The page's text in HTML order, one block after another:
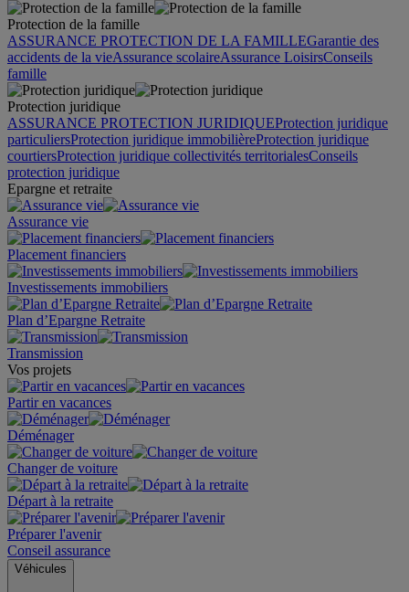
Protection de la famille
ASSURANCE PROTECTION DE LA FAMILLEGarantie des
accidents de la vieAssurance scolaireAssurance LoisirsConseils
famille
Protection juridique
ASSURANCE PROTECTION JURIDIQUEProtection juridique
particuliersProtection juridique immobilièreProtection juridique
courtiersProtection juridique collectivités territorialesConseils
protection juridique
Epargne et retraite
Assurance vie
Placement financiers
Investissements immobiliers
Plan d’Epargne Retraite
Transmission
Vos projets
Partir en vacances
Déménager
Changer de voiture
Départ à la retraite
Préparer l'avenir
Conseil assurance
Véhicules